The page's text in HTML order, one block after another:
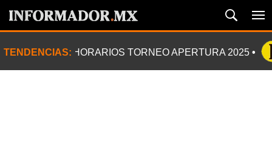
TENDENCIAS: HORARIOS TORNEO APERTURA 2025